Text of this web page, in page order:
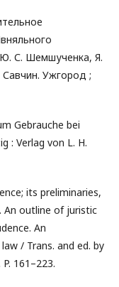
Ю. С. Шемшученка, Я.
Ужгород ;
Gebrauche bei
: Verlag von L. H.
its preliminaries,
An outline of juristic
An
/ Trans. and ed. by
161–223.